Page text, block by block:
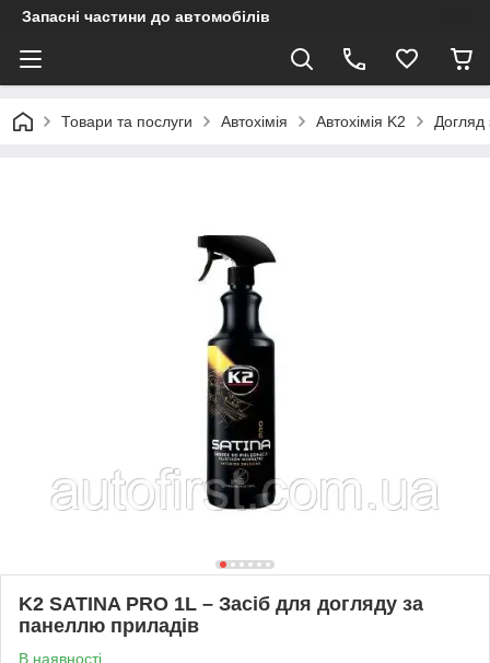
Запасні частини до автомобілів
Товари та послуги Автохімія Автохімія K2 Догляд
K2 SATINA PRO 1L – Засіб для догляду за
панеллю приладів
В наявності